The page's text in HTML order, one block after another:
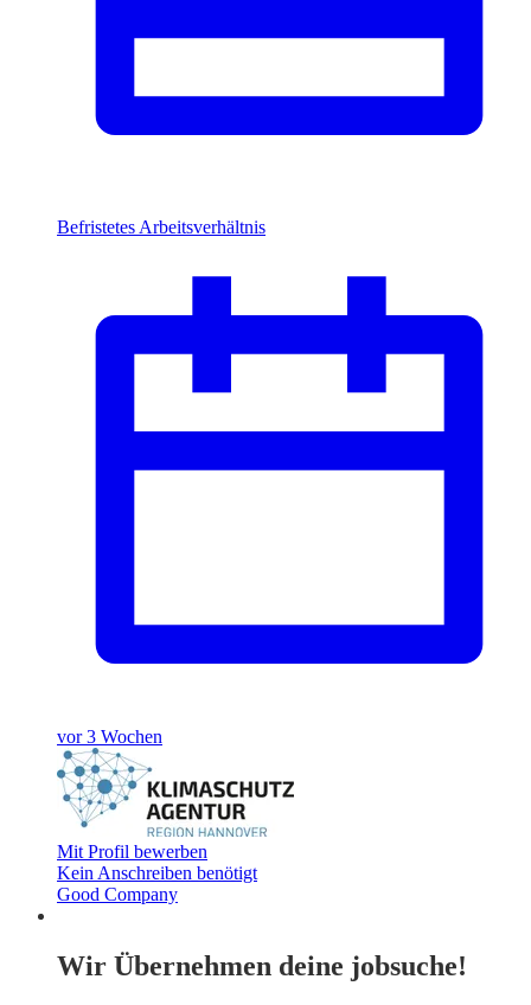
Befristetes Arbeitsverhältnis
vor 3 Wochen
Mit Profil bewerben
Kein Anschreiben benötigt
Good Company
Wir Übernehmen deine jobsuche!